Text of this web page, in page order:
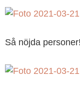
Så nöjda